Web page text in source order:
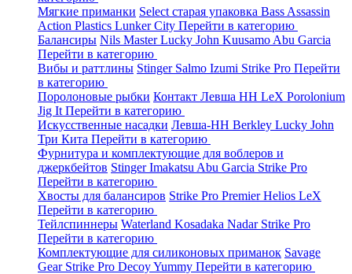
Мягкие приманки Select старая упаковка Bass Assassin
Action Plastics Lunker City Перейти в категорию
Балансиры Nils MasterLucky John Kuusamo Abu Garcia
Перейти в категорию
Вибы и раттлины Stinger Salmo Izumi Strike Pro Перейти
в категорию
Поролоновые рыбки Контакт Левша НН LeX Porolonium
Jig It Перейти в категорию
Искусственные насадки Левша-НН Berkley Lucky John
Три Кита Перейти в категорию
Фурнитура и комплектующие для воблеров и
джеркбейтов StingerImakatsu Abu Garcia Strike Pro
Перейти в категорию
Хвосты для балансиров Strike Pro PremierHelios LeX
Перейти в категорию
Тейлспиннеры Waterland Kosadaka Nadar Strike Pro
Перейти в категорию
Комплектующие для силиконовых приманок Savage
Gear Strike Pro DecoyYummy Перейти в категорию